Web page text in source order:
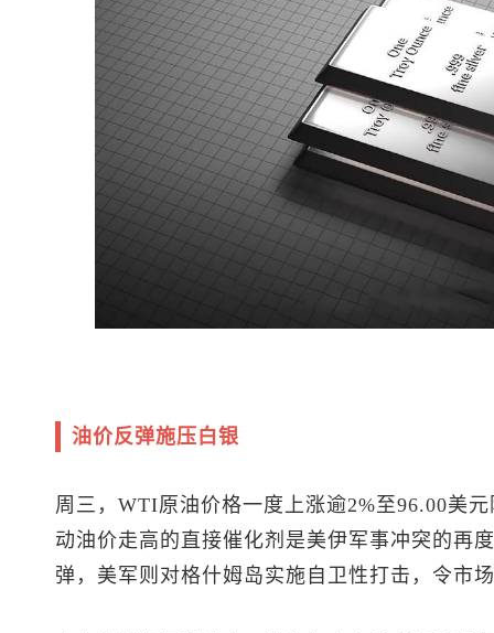
油价反弹施压白银
周三，WTI原油价格一度上涨逾2%至96.00美
动油价走高的直接催化剂是美伊军事冲突的
弹，美军则对格什姆岛实施自卫性打击，令市